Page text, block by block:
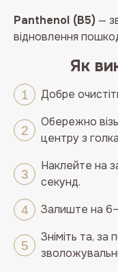
Panthenol (B5) —
відновлення
Як
Добре
Обережно
центру з
Наклейте на
секунд.
Залиште на
Зніміть та, за